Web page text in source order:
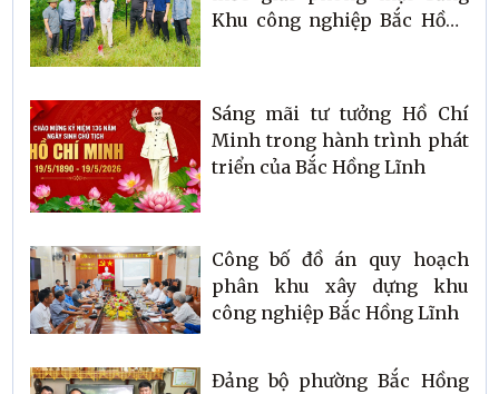
Khu công nghiệp Bắc Hồng
Sáng mãi tư tưởng Hồ Chí
Minh trong hành trình phát
triển của Bắc Hồng Lĩnh
Công bố đồ án quy hoạch
phân khu xây dựng khu
công nghiệp Bắc Hồng Lĩnh
Đảng bộ phường Bắc Hồng